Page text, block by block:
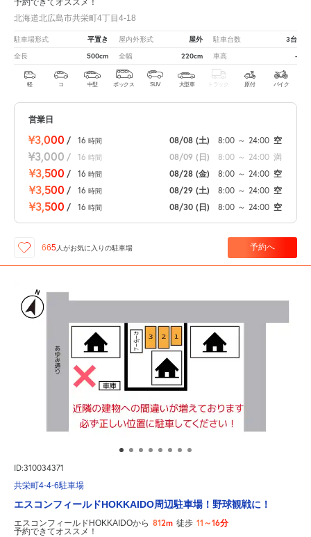
予約できてオススメ！
北海道北広島市共栄町4丁目4-18
駐車場形式 平置き 屋内外形式 屋外 駐車台数 3台
全長 500cm 全幅 220cm 車高 -
軽 コ 中型 ボックス SUV 大型車 トラック 原付 バイク
営業日
¥3,000 / 16 時間 08/08 (土) 8:00 ～ 24:00 空
¥3,000 / 16 時間 08/09 (日) 8:00 ～ 24:00 満
¥3,500 / 16 時間 08/28 (金) 8:00 ～ 24:00 空
¥3,500 / 16 時間 08/29 (土) 8:00 ～ 24:00 空
¥3,500 / 16 時間 08/30 (日) 8:00 ～ 24:00 空
665 人がお気に入りの駐車場 予約へ
ID:310034371
共栄町4-4-6駐車場
エスコンフィールドHOKKAIDO周辺駐車場！野球観戦に！
エスコンフィールドHOKKAIDOから 812m 徒歩 11～16分
予約できてオススメ！